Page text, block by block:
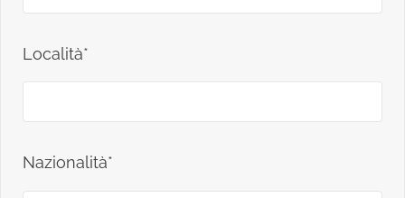
Località*
Nazionalità*